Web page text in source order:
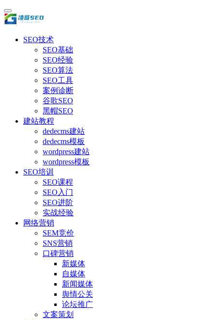
SEO技术
SEO基础
SEO经验
SEO算法
SEO工具
案例诊断
谷歌SEO
黑帽SEO
建站教程
dedecms建站
dedecms模板
wordpress建站
wordpress模板
SEO培训
SEO课程
SEO入门
SEO进阶
实战经验
网络营销
SEM竞价
SNS营销
口碑营销
新媒体
自媒体
新闻媒体
舆情公关
论坛推广
文案策划